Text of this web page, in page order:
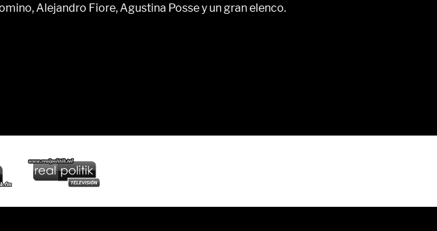
Alejandro Fiore, Agustina Posse y un gran elenco.